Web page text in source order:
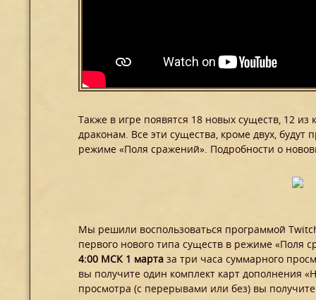
Также в игре появятся 18 новых существ, 12
драконам. Все эти существа, кроме двух,
режиме «Поля сражений». Подробности о
Мы решили воспользоваться программой
первого нового типа существ в режиме «Поля
4:00 МСК 1 марта за три часа суммарного
вы получите один комплект карт дополнения
просмотра (с перерывами или без) вы